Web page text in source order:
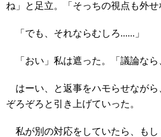
ね」と足立。「そっちの視点も外せ
「でも、それならむしろ......」
「おい」私は遮った。「議論なら
はーい、と返事をハモらせながら
ぞろぞろと引き上げていった。
私が別の対応をしていたら、もし